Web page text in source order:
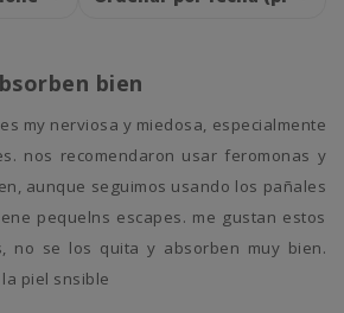
bien
nos recomendaron usar feromonas y
aunque seguimos usando los pañales
pequelns escapes. me gustan estos
no se los quita y absorben muy bien.
piel snsible